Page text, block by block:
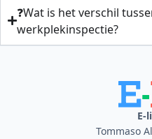
❓Wat is het verschil
werkplekinspectie?
E-
Tommaso